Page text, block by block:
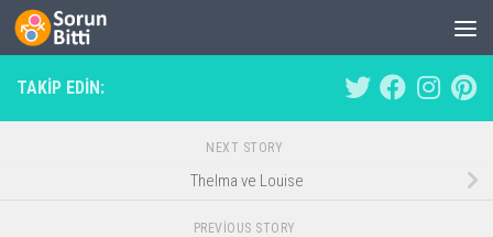
Skip to content
TAKIP EDIN:
NEXT STORY
Thelma ve Louise
PREVIOUS STORY